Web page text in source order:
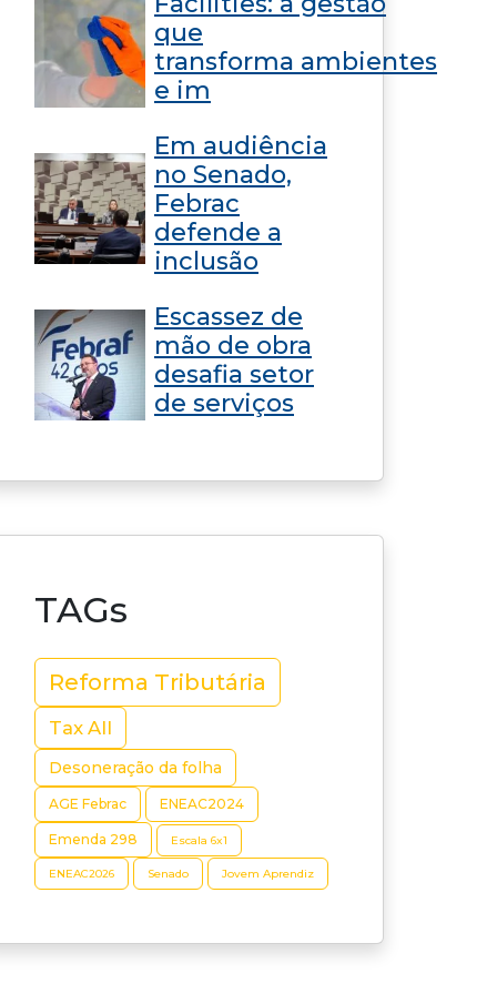
que
transforma ambientes
e im
Em audiência
no Senado,
Febrac
defende a
inclusão
Escassez de
mão de obra
desafia setor
de serviços
TAGs
Reforma Tributária
Tax All
Desoneração da folha
AGE Febrac ENEAC2024
Emenda 298 Escala 6x1
ENEAC2026 Senado Jovem Aprendiz